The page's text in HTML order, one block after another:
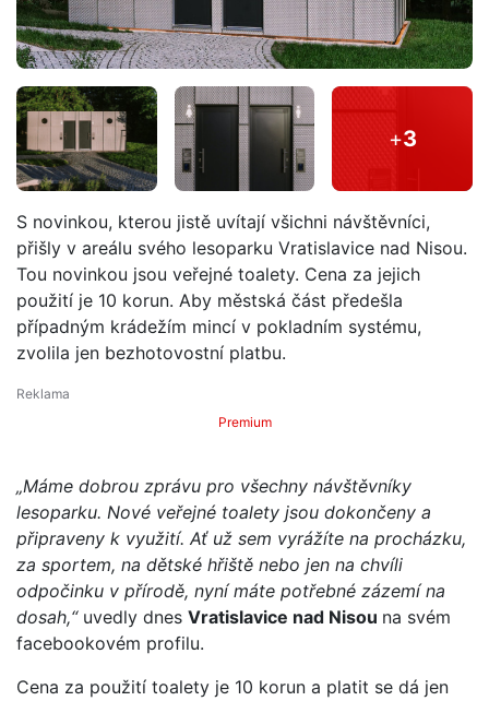
+3
S novinkou, kterou jistě uvítají všichni návštěvníci,
přišly v areálu svého lesoparku Vratislavice nad Nisou.
Tou novinkou jsou veřejné toalety. Cena za jejich
použití je 10 korun. Aby městská část předešla
případným krádežím mincí v pokladním systému,
zvolila jen bezhotovostní platbu.
Premium
„Máme dobrou zprávu pro všechny návštěvníky
lesoparku. Nové veřejné toalety jsou dokončeny a
připraveny k využití. Ať už sem vyrážíte na procházku,
za sportem, na dětské hřiště nebo jen na chvíli
odpočinku v přírodě, nyní máte potřebné zázemí na
dosah,“uvedly dnes Vratislavice nad Nisou na svém
facebookovém profilu.
Cena za použití toalety je 10 korun a platit se dá jen